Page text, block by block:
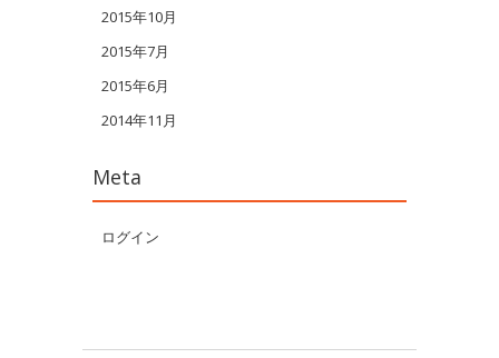
2015年10月
2015年7月
2015年6月
2014年11月
Meta
ログイン